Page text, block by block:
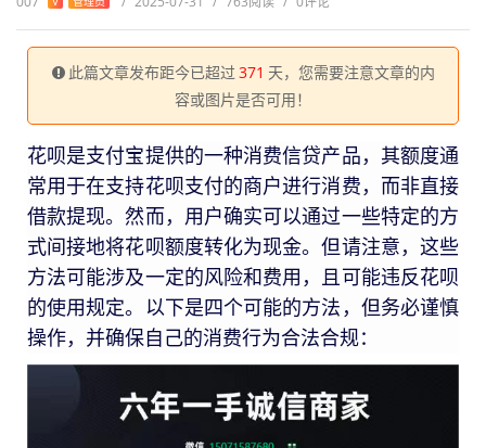
此篇文章发布距今已超过 371 天，您需要注意文章的内
容或图片是否可用！
花呗是支付宝提供的一种消费信贷产品，其额度通
常用于在支持花呗支付的商户进行消费，而非直接
借款提现。然而，用户确实可以通过一些特定的方
式间接地将花呗额度转化为现金。但请注意，这些
方法可能涉及一定的风险和费用，且可能违反花呗
的使用规定。以下是四个可能的方法，但务必谨慎
操作，并确保自己的消费行为合法合规：